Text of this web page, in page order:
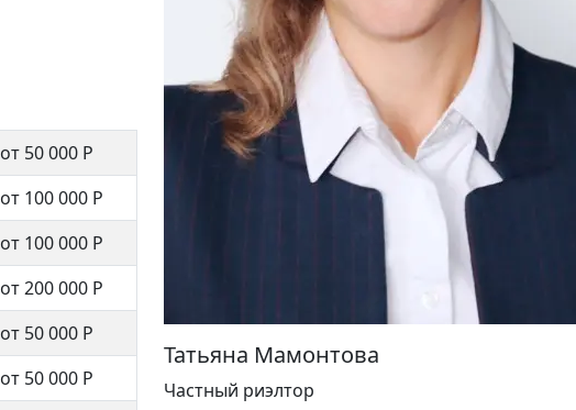
от 50 000 Р
от 100 000 Р
от 100 000 Р
от 200 000 Р
от 50 000 Р
от 50 000 Р
Татьяна Мамонтова
Частный риэлтор